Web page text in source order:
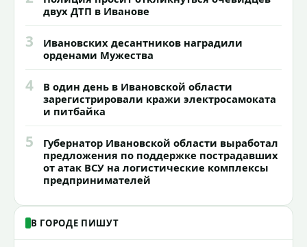
двух ДТП в Иванове
3
Ивановских десантников наградили
орденами Мужества
4
В один день в Ивановской области
зарегистрировали кражи электросамоката
и питбайка
5
Губернатор Ивановской области выработал
предложения по поддержке пострадавших
от атак ВСУ на логистические комплексы
предпринимателей
В ГОРОДЕ ПИШУТ